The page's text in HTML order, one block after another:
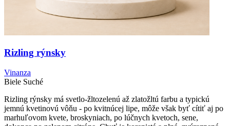
Rizling rýnsky
Vinanza
Biele Suché
Rizling rýnsky má svetlo-žltozelenú až zlatožltú farbu a typickú
jemnú kvetinovú vôňu - po kvitnúcej lipe, môže však byť cítiť aj po
marhuľovom kvete, broskyniach, po lúčnych kvetoch, sene,